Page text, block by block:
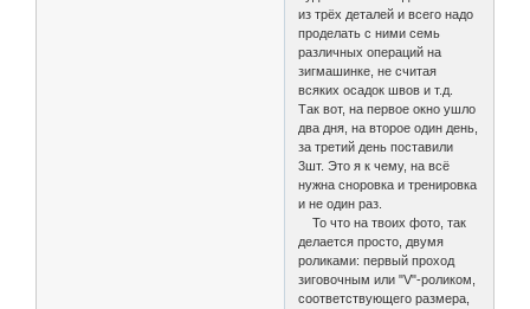
из трёх деталей и всего надо
проделать с ними семь
различных операций на
зигмашинке, не считая
всяких осадок швов и т.д.
Так вот, на первое окно ушло
два дня, на второе один день,
за третий день поставили
3шт. Это я к чему, на всё
нужна сноровка и тренировка
и не один раз.
То что на твоих фото, так
делается просто, двумя
роликами: первый проход
зиговочным или "V"-роликом,
соответствующего размера,